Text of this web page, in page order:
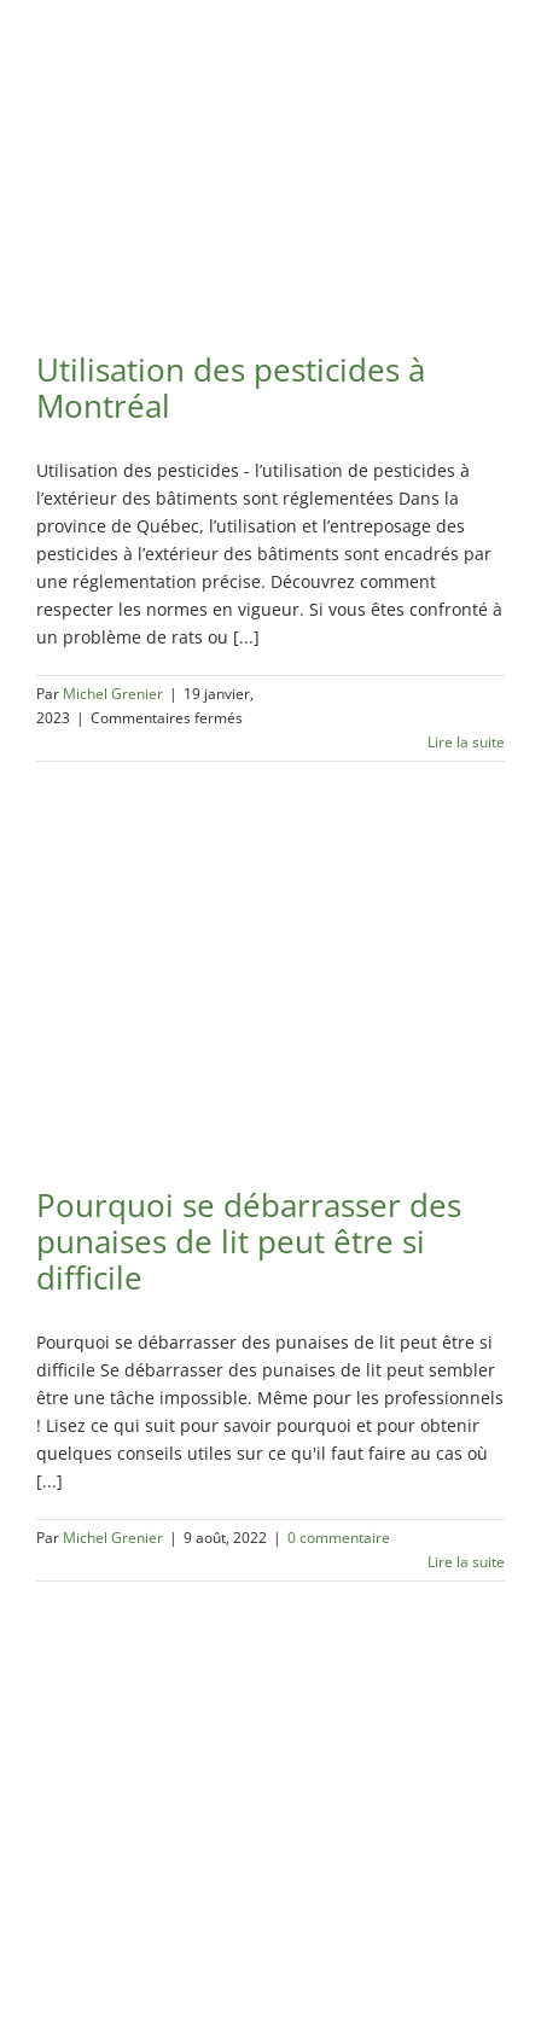
Utilisation des pesticides à
Montréal
Utilisation des pesticides - l’utilisation de pesticides à
l’extérieur des bâtiments sont réglementées Dans la
province de Québec, l’utilisation et l’entreposage des
pesticides à l’extérieur des bâtiments sont encadrés par
une réglementation précise. Découvrez comment
respecter les normes en vigueur. Si vous êtes confronté à
un problème de rats ou [...]
Par Michel Grenier | 19 janvier,
2023 | Commentaires ferméssur
des
Lire la suite
Pourquoi se débarrasser des
punaises de lit peut être si
difficile
Pourquoi se débarrasser des punaises de lit peut être si
difficile Se débarrasser des punaises de lit peut sembler
être une tâche impossible. Même pour les professionnels
! Lisez ce qui suit pour savoir pourquoi et pour obtenir
quelques conseils utiles sur ce qu'il faut faire au cas où
[...]
Par Michel Grenier | 9 août, 2022 | 0 commentaire
Lire la suite